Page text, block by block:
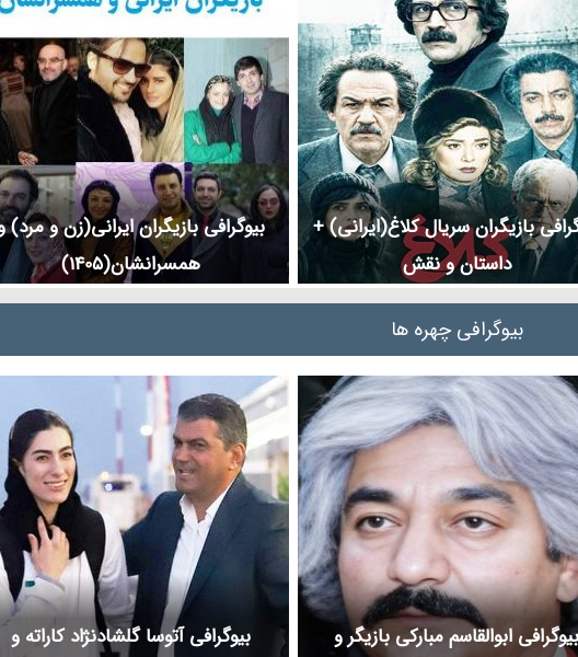
بازیگران سریال کلاغ(ایرانی) +
داستان و نقش
بیوگرافی بازیگران ایرانی(زن و مرد)
همسرانشان(1405)
بیوگرافی چهره ها
ابوالقاسم مبارکی بازیگر و
بیوگرافی آتوسا گلشادنژاد کاراته و